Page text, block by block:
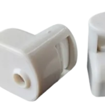
DETALLES